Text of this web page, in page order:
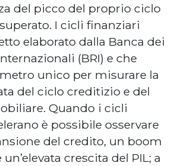
del picco del proprio ciclo
I cicli finanziari
elaborato dalla Banca dei
(BRI) e che
unico per misurare la
del ciclo creditizio e del
Quando i cicli
è possibile osservare
del credito, un boom
crescita del PIL; a